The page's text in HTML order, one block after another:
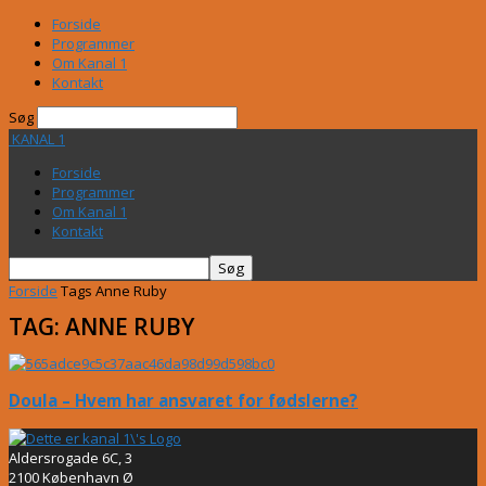
Forside
Programmer
Om Kanal 1
Kontakt
Søg
KANAL 1
Forside
Programmer
Om Kanal 1
Kontakt
Forside Tags Anne Ruby
TAG: ANNE RUBY
Doula – Hvem har ansvaret for fødslerne?
Aldersrogade 6C, 3
2100 København Ø